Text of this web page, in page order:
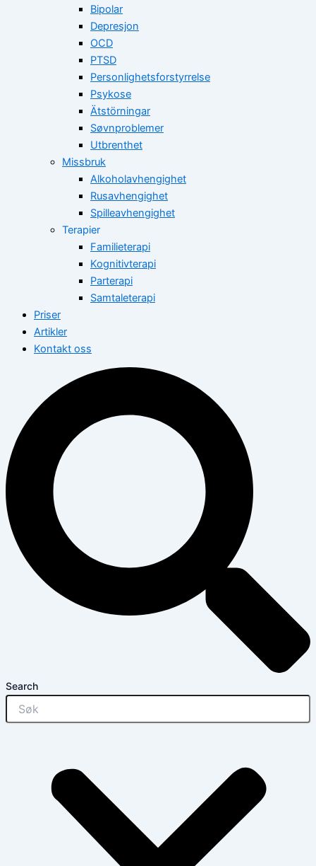
Bipolar
Depresjon
OCD
PTSD
Personlighetsforstyrrelse
Psykose
Ätstörningar
Søvnproblemer
Utbrenthet
Missbruk
Alkoholavhengighet
Rusavhengighet
Spilleavhengighet
Terapier
Familieterapi
Kognitivterapi
Parterapi
Samtaleterapi
Priser
Artikler
Kontakt oss
Search